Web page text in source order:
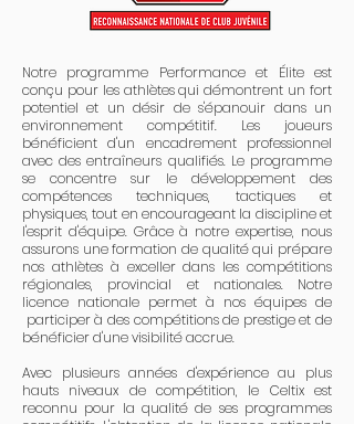
Notre programme Performance et Élite est
conçu pour les athlètes qui démontrent un fort
potentiel et un désir de s'épanouir dans un
environnement compétitif. Les joueurs
bénéficient d'un encadrement professionnel
avec des entraîneurs qualifiés. Le programme
se concentre sur le développement des
compétences techniques, tactiques et
physiques, tout en encourageant la discipline et
l'esprit d'équipe. Grâce à notre expertise, nous
assurons une formation de qualité qui prépare
nos athlètes à exceller dans les compétitions
régionales, provincial et nationales. Notre
licence nationale permet à nos équipes de
participer à des compétitions de prestige et de
bénéficier d'une visibilité accrue.
Avec plusieurs années d'expérience au plus
hauts niveaux de compétition, le Celtix est
reconnu pour la qualité de ses programmes